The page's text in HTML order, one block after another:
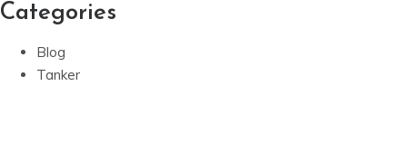
Categories
Blog
Tanker